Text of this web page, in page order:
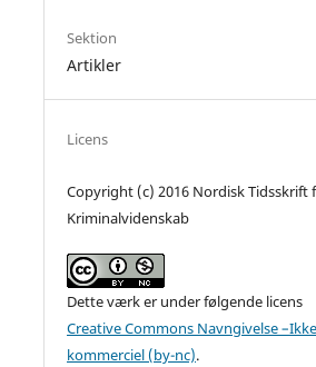
Sektion
Artikler
Licens
Copyright (c) 2016 Nordisk Tidsskrift
Kriminalvidenskab
Dette værk er under følgende licens
Creative Commons Navngivelse
kommerciel (by-nc).